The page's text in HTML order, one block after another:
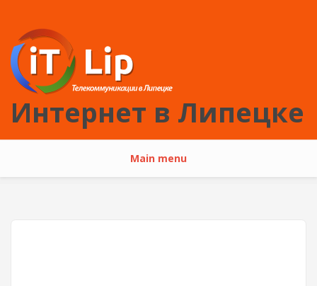
Интернет в Липецке
Main menu